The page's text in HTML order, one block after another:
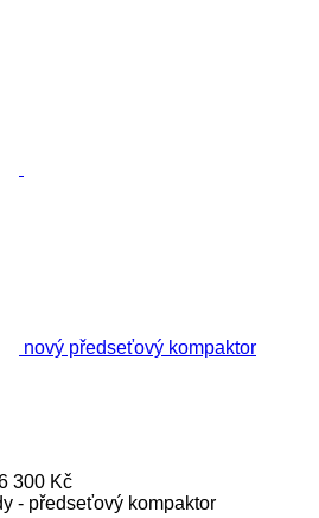
nový předseťový kompaktor
300 Kč
- předseťový kompaktor